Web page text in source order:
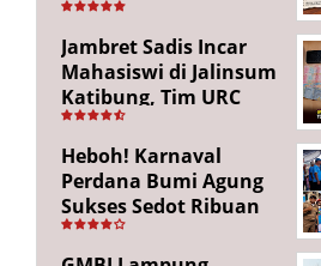
Kunjung Diterima,
Warga Tempuh Jalur
Hukum
Jambret Sadis Incar
Mahasiswi di Jalinsum
Katibung, Tim URC
Ringkus Pelaku dan
Sita Barang Bukti
Heboh! Karnaval
Perdana Bumi Agung
Sukses Sedot Ribuan
Penonton, Enam
Lingkungan Tampil All